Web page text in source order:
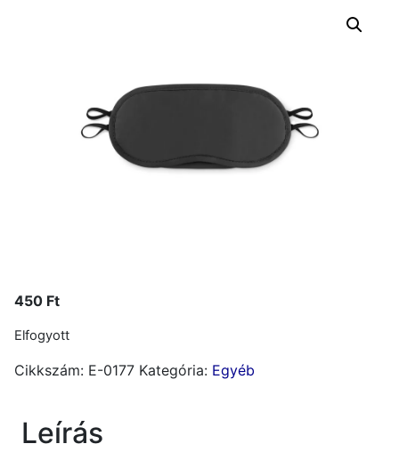
450 Ft
Elfogyott
Cikkszám: E-0177 Kategória: Egyéb
Leírás